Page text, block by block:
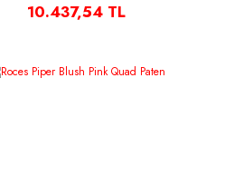
10.437,54 TL